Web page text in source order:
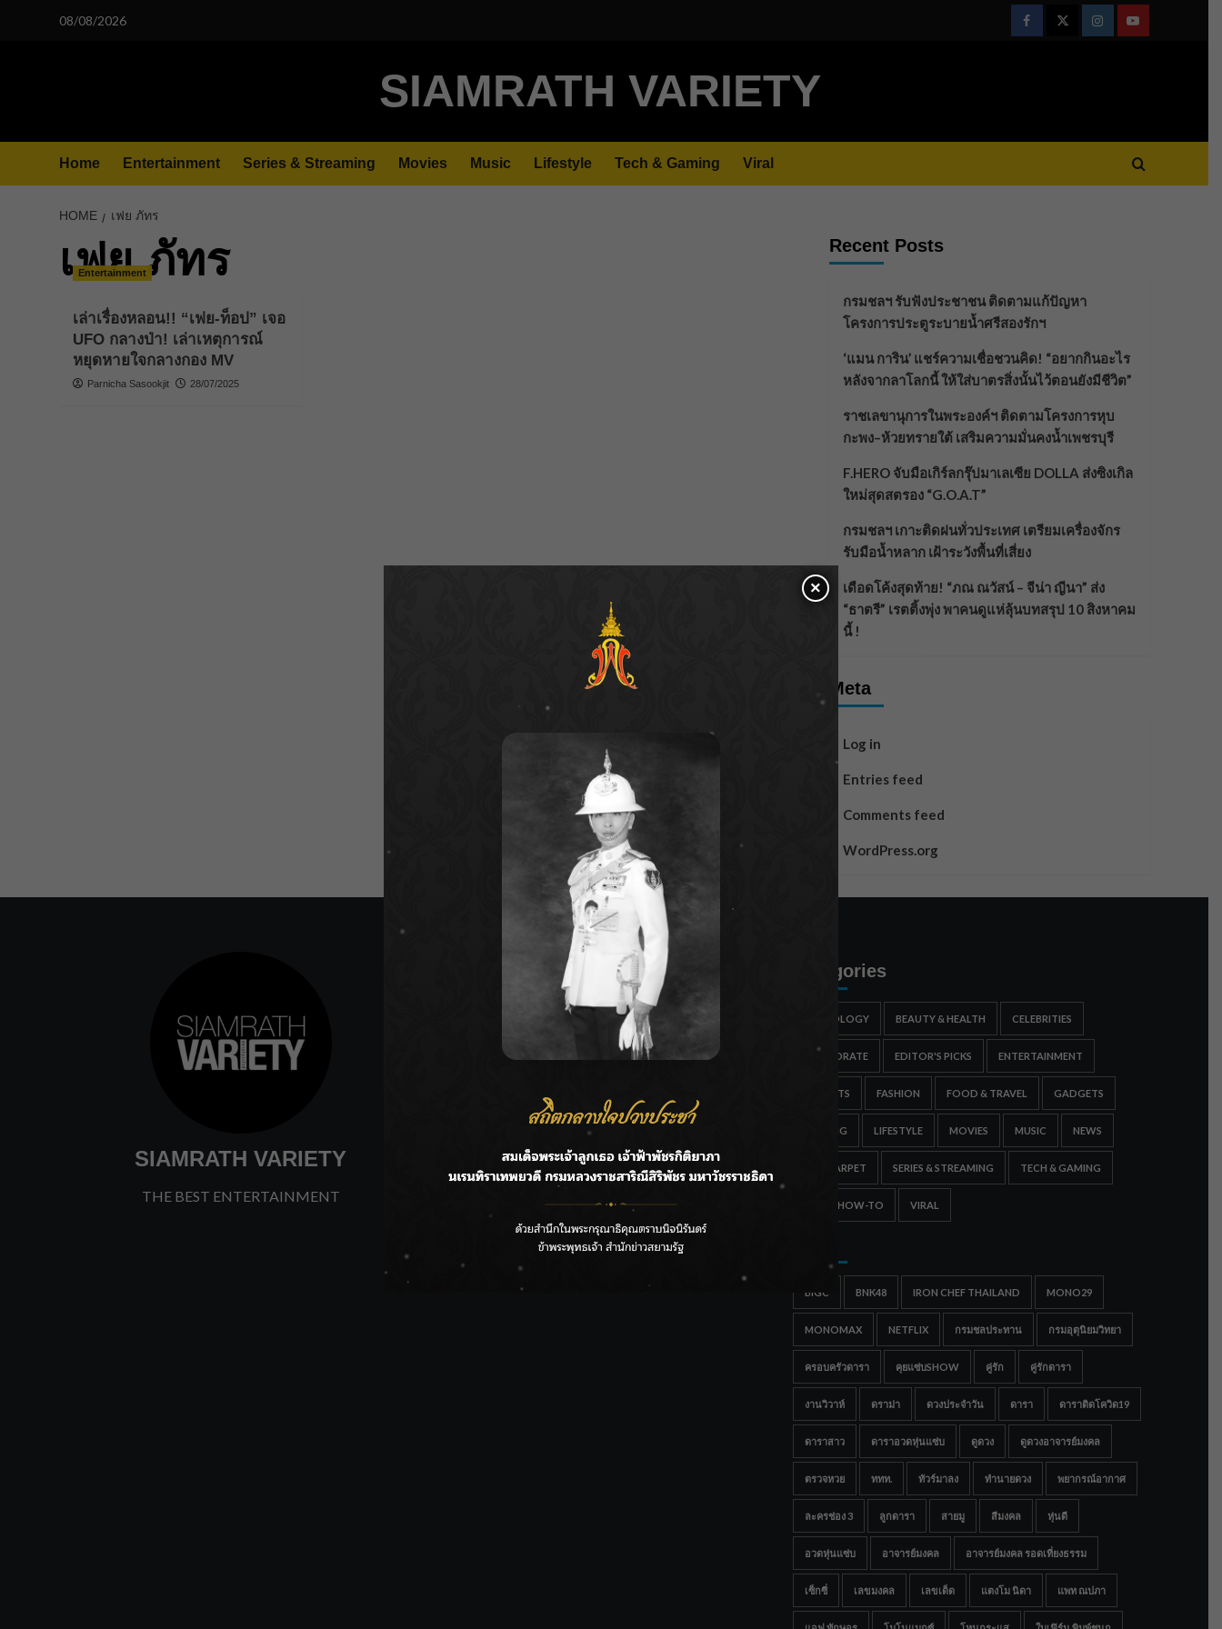
08/08/2026
FacebookTwitterInstagramYoutube
SIAMRATH VARIETY
Home Entertainment Series & Streaming Movies Music Lifestyle Tech & Gaming Viral
HOME เฟย ภัทร
เฟย ภัทร
Entertainment
เล่าเรื่องหลอน!! “เฟย-ท็อป” เจอ
UFO กลางป่า! เล่าเหตุการณ์
หยุดหายใจกลางกอง MV
Parnicha Sasookjit 28/07/2025
Recent Posts
กรมชลฯ รับฟังประชาชน ติดตามแก้ปัญหา
โครงการประตูระบายน้ำศรีสองรักฯ
‘แมน การิน’ แชร์ความเชื่อชวนคิด! “อยากกินอะไร
หลังจากลาโลกนี้ ให้ใส่บาตรสิ่งนั้นไว้ตอนยังมีชีวิต”
ราชเลขานุการในพระองค์ฯ ติดตามโครงการหุบ
กะพง–ห้วยทรายใต้ เสริมความมั่นคงน้ำเพชรบุรี
F.HERO จับมือเกิร์ลกรุ๊ปมาเลเซีย DOLLA ส่งซิงเกิล
ใหม่สุดสตรอง “G.O.A.T”
กรมชลฯ เกาะติดฝนทั่วประเทศ เตรียมเครื่องจักร
รับมือน้ำหลาก เฝ้าระวังพื้นที่เสี่ยง
เดือดโค้งสุดท้าย! “ภณ ณวัสน์ – จีน่า ญีนา” ส่ง
“ธาตรี” เรตติ้งพุ่ง พาคนดูแห่ลุ้นบทสรุป 10 สิงหาคม
นี้ !
Meta
Log in
Entries feed
Comments feed
WordPress.org
SIAMRATH VARIETY
THE BEST ENTERTAINMENT
กรมชลฯ รับฟังประชาชน ติดตามแก้ปัญหาโครงการประตู
ลาโลกนี้ ให้ใส่บาตรสิ่งนั้นไว้ตอนยังมีชีวิต”
ราชเลขานุการในพระองค์ฯ ติดตามโครงการหุบกะพง–ห้วย
ทรายใต้ เสริมความมั่นคงน้ำเพชรบุรี
ตรอง “G.O.A.T”
กรมชลฯ เกาะติดฝนทั่วประเทศ เตรียมเครื่องจักรรับมือน้ำ
Categories
ASTROLOGY BEAUTY & HEALTH CELEBRITIES
CORPORATE EDITOR'S PICKS ENTERTAINMENT
ESPORTS FASHION FOOD & TRAVEL GADGETS
GAMING LIFESTYLE MOVIES MUSIC NEWS
RED CARPET SERIES & STREAMING TECH & GAMING
TIPS & HOW-TO VIRAL
BIGC BNK48 IRON CHEF THAILAND MONO29
MONOMAX NETFLIX กรมชลประทาน กรมอุตุนิยมวิทยา
ครอบครัวดารา คุยแซ่บSHOW คู่รัก คู่รักดารา
งานวิวาห์ ดราม่า ดวงประจำวัน ดารา ดาราติดโควิด19
ดาราสาว ดาราอวดหุ่นแซ่บ ดูดวง ดูดวงอาจารย์มงคล
ตรวจหวย ททท. ทัวร์มาลง ทำนายดวง พยากรณ์อากาศ
ละครช่อง 3 ลูกดารา สายมู สีมงคล หุ่นดี
อวดหุ่นแซ่บ อาจารย์มงคล อาจารย์มงคล รอดเที่ยงธรรม
เซ็กซี่ เลขมงคล เลขเด็ด แตงโม นิดา แพท ณปภา
×